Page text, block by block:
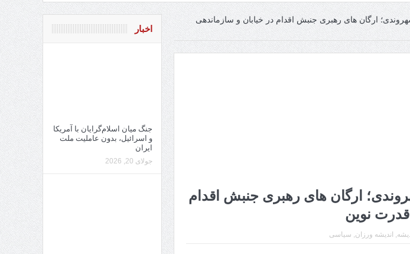
ارگان های رهبری جنبش اقدام در خیابان و سازماندهی
ارگان های رهبری جنبش اقدام
قدرت نوین
, اندیشه ورزان, سیاسی
اخبار
جنگ میان اسلام‌گرایان با آمریکا
و اسرائیل، بدون عاملیت ملت
ایران
جولای 20, 2026